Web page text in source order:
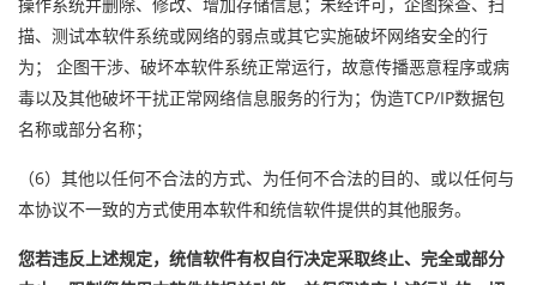
描、测试本软件系统或网络的弱点或其它实施破坏网络安全的行
为； 企图干涉、破坏本软件系统正常运行，故意传播恶意程序或病
毒以及其他破坏干扰正常网络信息服务的行为；伪造TCP/IP数据包
名称或部分名称；
（6）其他以任何不合法的方式、为任何不合法的目的、或以任何与
本协议不一致的方式使用本软件和统信软件提供的其他服务。
您若违反上述规定，统信软件有权自行决定采取终止、完全或部分